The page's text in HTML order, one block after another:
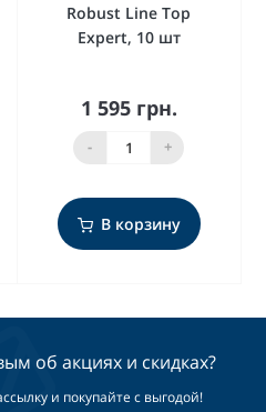
Robust Line Top
Expert, 10 шт
1 595 грн.
- +
В корзину
об акциях и скидках?
и покупайте с выгодой!